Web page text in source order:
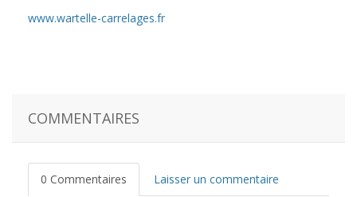
www.wartelle-carrelages.fr
COMMENTAIRES
0 Commentaires Laisser un commentaire